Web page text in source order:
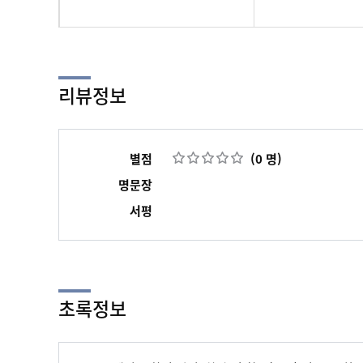
리뷰정보
별점
(0 명)
명문장
서평
초록정보